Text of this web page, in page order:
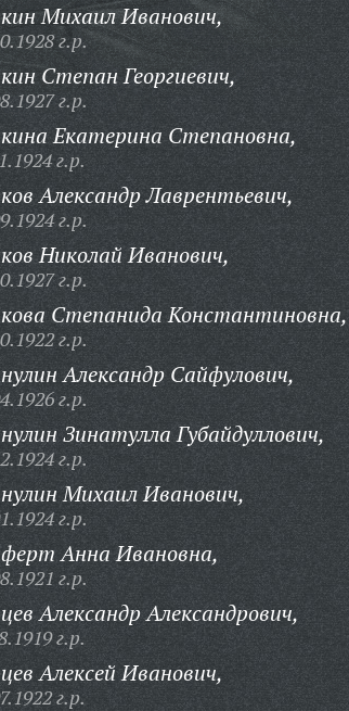
Михаил Иванович,
г.р.
Степан Георгиевич,
г.р.
Екатерина Степановна,
г.р.
Александр Лаврентьевич,
г.р.
Николай Иванович,
г.р.
Степанида Константиновна,
г.р.
Александр Сайфулович,
г.р.
Зинатулла Губайдуллович,
г.р.
Михаил Иванович,
г.р.
Анна Ивановна,
г.р.
Александр Александрович,
г.р.
Алексей Иванович,
г.р.